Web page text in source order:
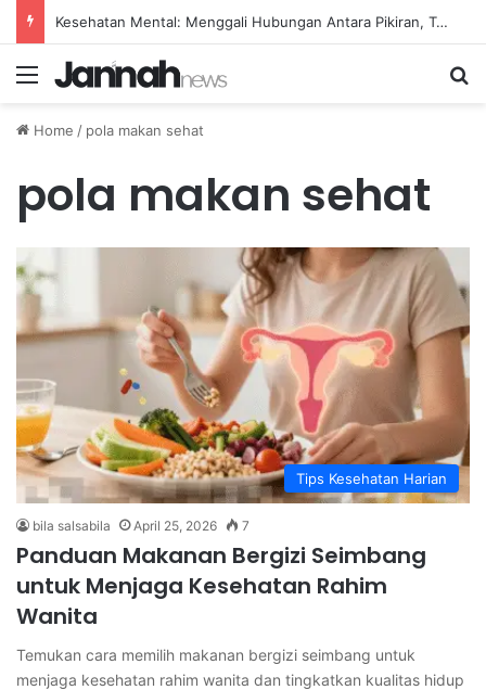
Kesehatan Mental: Menggali Hubungan Antara Pikiran, Tubuh, dan Emosi secara Mendalam
Menu
Home / pola makan sehat
pola makan sehat
Tips Kesehatan Harian
bila salsabila April 25, 2026 7
Panduan Makanan Bergizi Seimbang
untuk Menjaga Kesehatan Rahim
Wanita
Temukan cara memilih makanan bergizi seimbang untuk
menjaga kesehatan rahim wanita dan tingkatkan kualitas hidup